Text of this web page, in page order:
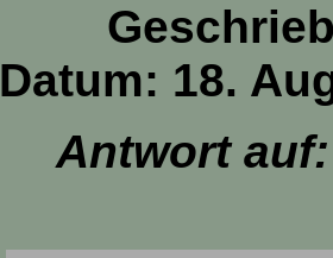
Datum: 18.
Antwort